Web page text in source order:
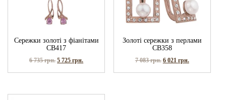
Сережки золоті з фіанітами
СВ417
6 735грн. 5 725грн.
Золоті сережки з перлами
СВ358
7 083грн. 6 021 грн.